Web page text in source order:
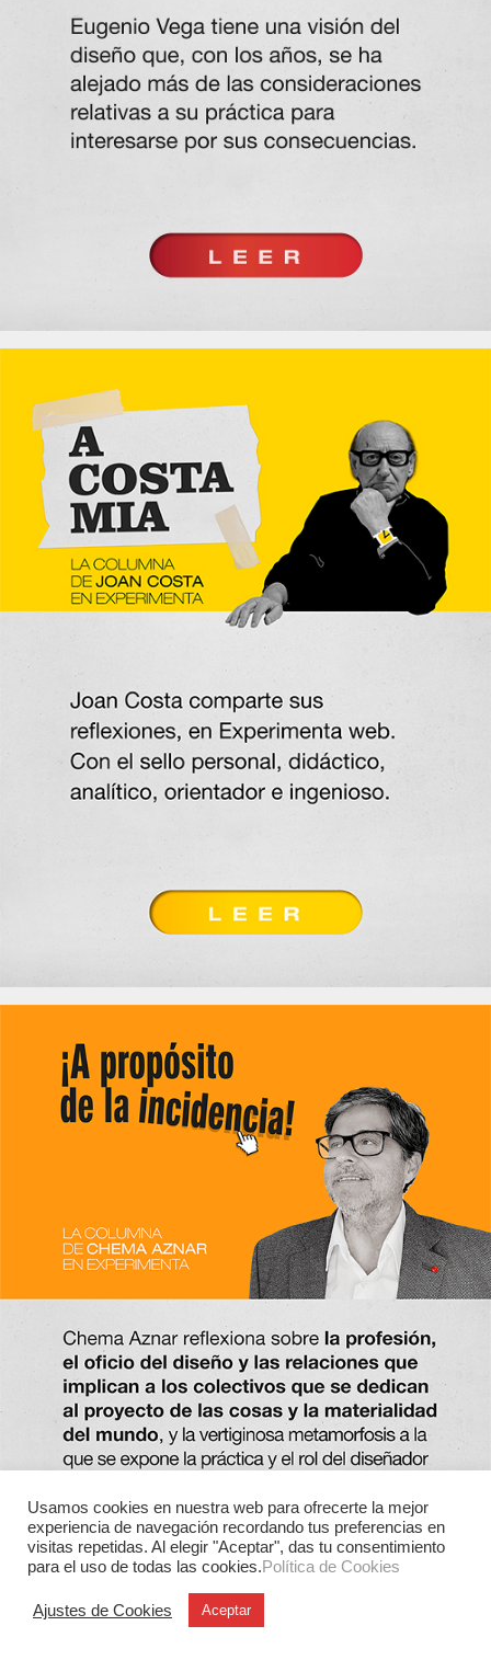
Usamos cookies en nuestra web para ofrecerte la mejor
experiencia de navegación recordando tus preferencias en
visitas repetidas. Al elegir "Aceptar", das tu consentimiento
para el uso de todas las cookies.Política de Cookies
Ajustes de Cookies Aceptar